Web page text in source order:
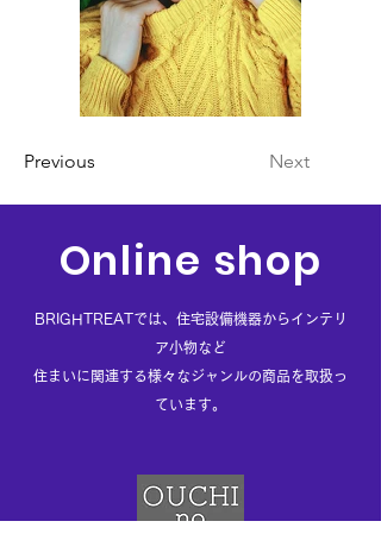
Previous Next
Online shop
BRIGHTREATでは、住宅設備機器からインテリ
ア小物など
住まいに 関連する様々なジャンルの商品を取扱っ
ています。